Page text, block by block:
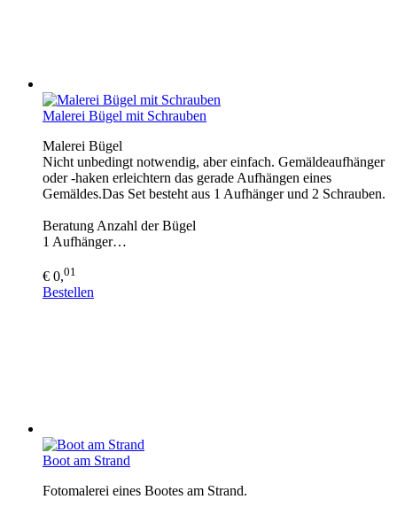
Malerei Bügel mit Schrauben
Malerei Bügel
Nicht unbedingt notwendig, aber einfach. Gemäldeaufhänger
oder -haken erleichtern das gerade Aufhängen eines
Gemäldes.Das Set besteht aus 1 Aufhänger und 2 Schrauben.
Beratung Anzahl der Bügel
1 Aufhänger…
€ 0,01
Bestellen
Boot am Strand
Fotomalerei eines Bootes am Strand.